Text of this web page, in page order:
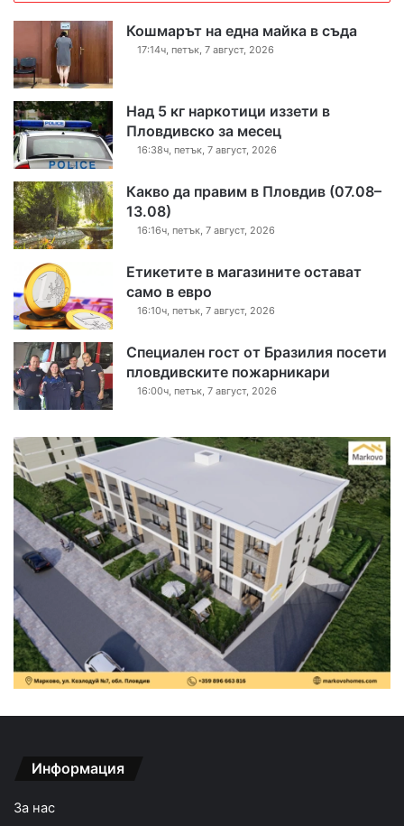
Кошмарът на една майка в съда
17:14ч, петък, 7 август, 2026
Над 5 кг наркотици иззети в
Пловдивско за месец
16:38ч, петък, 7 август, 2026
Какво да правим в Пловдив (07.08–
13.08)
16:16ч, петък, 7 август, 2026
Етикетите в магазините остават
само в евро
16:10ч, петък, 7 август, 2026
Специален гост от Бразилия посети
пловдивските пожарникари
16:00ч, петък, 7 август, 2026
Информация
За нас